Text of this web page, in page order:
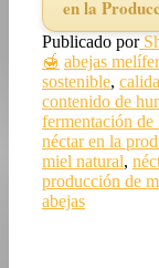
en la
Publicado por
🍯 abejas
sostenible,
contenido de
fermentación de
néctar en la
miel natural,
producción de
abejas